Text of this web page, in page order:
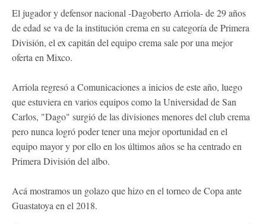
El jugador y defensor nacional -Dagoberto Arriola- de 29 años
de edad se va de la institución crema en su categoría de Primera
División, el ex capitán del equipo crema sale por una mejor
oferta en Mixco.
Arriola regresó a Comunicaciones a inicios de este año, luego
que estuviera en varios equipos como la Universidad de San
Carlos, "Dago" surgió de las divisiones menores del club crema
pero nunca logró poder tener una mejor oportunidad en el
equipo mayor y por ello en los últimos años se ha centrado en
Primera División del albo.
Acá mostramos un golazo que hizo en el torneo de Copa ante
Guastatoya en el 2018.